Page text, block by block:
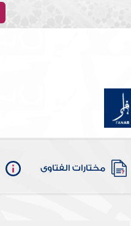
مختارات الفتاوى